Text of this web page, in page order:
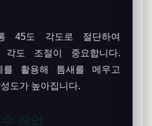
45도 각도로 절단하여
각도 조절이 중요합니다.
를 활용해 틈새를 메우고
도가 높아집니다.